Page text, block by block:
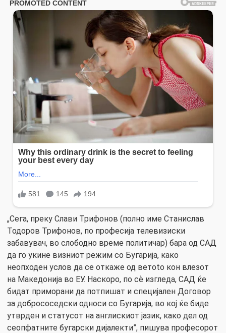
„Сега, преку Слави Трифонов (полно име Станислав
Тодоров Трифонов, по професија телевизиски
забавувач, во слободно време политичар) бара од САД
да го укине визниот режим со Бугарија, како
неопходен услов да се откаже од ветоto кон влезот
на Македонија во ЕУ. Наскоро, по сѐ изгледа, САД ќе
бидат приморани да потпишат и специјален Договор
за добрососедски односи со Бугарија, во кој ќе биде
утврден и статусот на англискиот јазик, како дел од
сеопфатните бугарски дијалекти”, пишува професорот